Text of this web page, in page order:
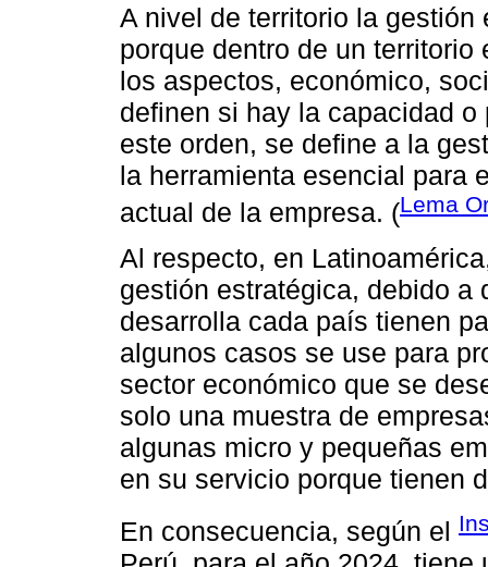
A nivel de territorio la
porque dentro de un
los aspectos, económico,
definen si hay la capacidad
este orden, se define a la
la herramienta esencial para
actual de la empresa. (Lema
Al respecto, en
gestión estratégica, debido a
desarrolla cada país tienen
algunos casos se use para
sector económico que se
solo una muestra de
algunas micro y pequeñas
en su servicio porque tienen
En consecuencia, según el